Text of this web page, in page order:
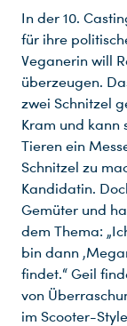
In der 10.
für ihre
Veganerin will
überzeugen.
zwei Schnitzel
Kram und kann
Tieren ein
Schnitzel zu
Kandidatin.
Gemüter und
dem Thema:
bin dann
findet.“ Geil
von
im Scooter-